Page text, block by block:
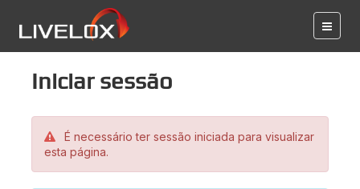
Iniciar sessão
É necessário ter sessão iniciada para visualizar
esta página.